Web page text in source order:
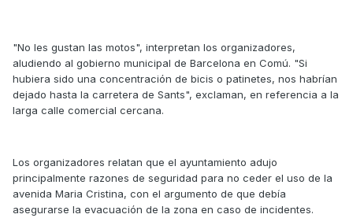
"No les gustan las motos", interpretan los organizadores,
aludiendo al gobierno municipal de Barcelona en Comú. "Si
hubiera sido una concentración de bicis o patinetes, nos habrían
dejado hasta la carretera de Sants", exclaman, en referencia a la
larga calle comercial cercana.
Los organizadores relatan que el ayuntamiento adujo
principalmente razones de seguridad para no ceder el uso de la
avenida Maria Cristina, con el argumento de que debía
asegurarse la evacuación de la zona en caso de incidentes.